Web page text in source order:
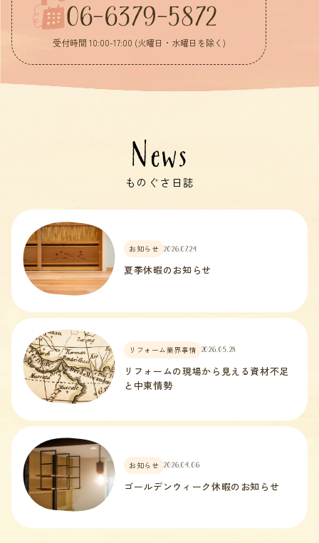
06-6379-5872
受付時間 10:00-17:00 (火曜日・水曜日を除く)
News
ものぐさ日誌
お知らせ 2026.07.24
夏季休暇のお知らせ
リフォーム業界事情 2026.05.28
リフォームの現場から見える資材不足
と中東情勢
お知らせ 2026.04.06
ゴールデンウィーク休暇のお知らせ